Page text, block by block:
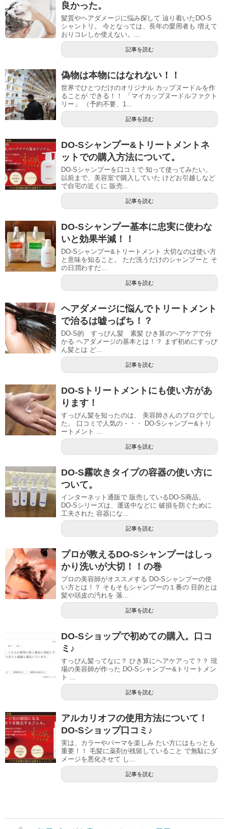
良かった。
髪質やヘアダメージに悩み探して 辿り着いたDO-S
シャントリ。 今となっては、長年の愛用者も 増えて
おりコレしか使えない。...
記事を読む
偽物は本物にはなれない！！
世界でひとつだけのオリジナル カップヌードルを作
ることが できる！！ 「マイカップヌードルファクト
リー」 （予約不要、1...
記事を読む
DO-Sシャンプー&トリートメントネ
ットでの購入方法について。
DO-Sシャンプーを口コミで 知って使ってみたい。
以前まで、美容室で購入していた けどお引越しなど
で自宅の近くに 販売...
記事を読む
DO-Sシャンプー基本に忠実に使わな
いと効果半減！！
DO-Sシャンプー&トリートメント 大切なのは使い方
と意味を知ること。 ただ洗うだけのシャンプーと そ
の日潤わすだ...
記事を読む
ヘアダメージに悩んでトリートメント
で治るは嘘っぱち！？
DO-S的 すっぴん髪 素髪 ひき算のヘアケアで分
かる ヘアダメージの基本とは！？ まず初めにすっぴ
ん髪とは ど...
記事を読む
DO-Sトリートメントにも使い方があ
ります！
すっぴん髪を知ったのは、 美容師さんのブログでし
た。 口コミで人気の・・・ DO-Sシャンプー&トリ
ートメント ...
記事を読む
DO-S霧吹きタイプの容器の使い方に
ついて。
インターネット通販で 販売しているDO-S商品。
DO-Sシリーズは、運送中などに 破損を防ぐために
工夫された 容器にな...
記事を読む
プロが教えるDO-Sシャンプーはしっ
かり洗いが大切！！の巻
プロの美容師がオススメする DO-Sシャンプーの使
い方とは！？ そもそもシャンプーの１番の 目的とは
髪や頭皮の汚れを 落...
記事を読む
DO-Sショップで初めての購入。口コ
ミ♪
すっぴん髪ってなに？ ひき算にヘアケアって？？ 現
場の美容師が作った DO-Sシャンプー&トリートメン
ト ...
記事を読む
アルカリオフの使用方法について！
DO-Sショップ口コミ♪
実は、カラーやパーマを楽しみ たい方にはもっとも
重要！！ 毛髪に薬剤が残留していること で無駄にダ
メージを悪化させて し...
記事を読む